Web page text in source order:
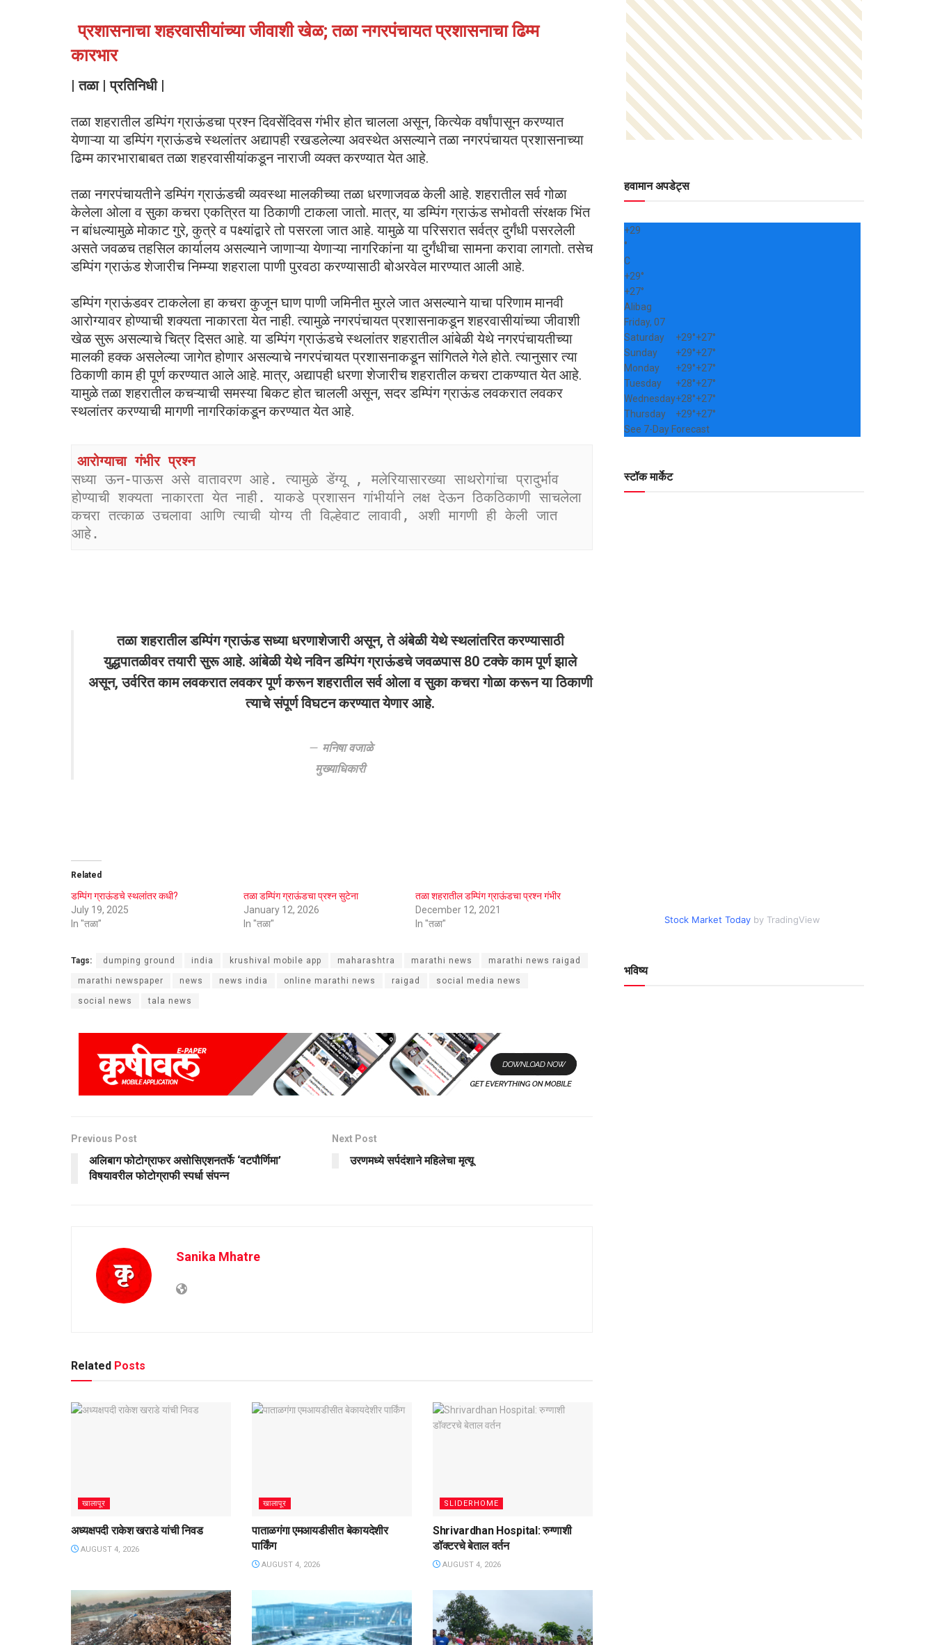
प्रशासनाचा शहरवासीयांच्या जीवाशी खेळ; तळा नगरपंचायत प्रशासनाचा ढिम्म
कारभार
| तळा | प्रतिनिधी |
तळा शहरातील डम्पिंग ग्राऊंडचा प्रश्न दिवसेंदिवस गंभीर होत चालला असून, कित्येक वर्षांपासून करण्यात
येणाऱ्या या डम्पिंग ग्राऊंडचे स्थलांतर अद्यापही रखडलेल्या अवस्थेत असल्याने तळा नगरपंचायत प्रशासनाच्या
ढिम्म कारभाराबाबत तळा शहरवासीयांकडून नाराजी व्यक्त करण्यात येत आहे.
तळा नगरपंचायतीने डम्पिंग ग्राऊंडची व्यवस्था मालकीच्या तळा धरणाजवळ केली आहे. शहरातील सर्व गोळा
केलेला ओला व सुका कचरा एकत्रित या ठिकाणी टाकला जातो. मात्र, या डम्पिंग ग्राऊंड सभोवती संरक्षक भिंत
न बांधल्यामुळे मोकाट गुरे, कुत्रे व पक्ष्यांद्वारे तो पसरला जात आहे. यामुळे या परिसरात सर्वत्र दुर्गंधी पसरलेली
असते जवळच तहसिल कार्यालय असल्याने जाणाऱ्या येणाऱ्या नागरिकांना या दुर्गंधीचा सामना करावा लागतो. तसेच
डम्पिंग ग्राऊंड शेजारीच निम्म्या शहराला पाणी पुरवठा करण्यासाठी बोअरवेल मारण्यात आली आहे.
डम्पिंग ग्राऊंडवर टाकलेला हा कचरा कुजून घाण पाणी जमिनीत मुरले जात असल्याने याचा परिणाम मानवी
आरोग्यावर होण्याची शक्यता नाकारता येत नाही. त्यामुळे नगरपंचायत प्रशासनाकडून शहरवासीयांच्या जीवाशी
खेळ सुरू असल्याचे चित्र दिसत आहे. या डम्पिंग ग्राऊंडचे स्थलांतर शहरातील आंबेळी येथे नगरपंचायतीच्या
मालकी हक्क असलेल्या जागेत होणार असल्याचे नगरपंचायत प्रशासनाकडून सांगितले गेले होते. त्यानुसार त्या
ठिकाणी काम ही पूर्ण करण्यात आले आहे. मात्र, अद्यापही धरणा शेजारीच शहरातील कचरा टाकण्यात येत आहे.
यामुळे तळा शहरातील कचऱ्याची समस्या बिकट होत चालली असून, सदर डम्पिंग ग्राऊंड लवकरात लवकर
स्थलांतर करण्याची मागणी नागरिकांकडून करण्यात येत आहे.
आरोग्याचा गंभीर प्रश्न
सध्या ऊन-पाऊस असे वातावरण आहे. त्यामुळे डेंग्यू , मलेरियासारख्या साथरोगांचा प्रादुर्भाव
होण्याची शक्यता नाकारता येत नाही. याकडे प्रशासन गांभीर्याने लक्ष देऊन ठिकठिकाणी साचलेला
कचरा तत्काळ उचलावा आणि त्याची योग्य ती विल्हेवाट लावावी, अशी मागणी ही केली जात
आहे.
तळा शहरातील डम्पिंग ग्राऊंड सध्या धरणाशेजारी असून, ते अंबेळी येथे स्थलांतरित करण्यासाठी
युद्धपातळीवर तयारी सुरू आहे. आंबेळी येथे नविन डम्पिंग ग्राऊंडचे जवळपास 80 टक्के काम पूर्ण झाले
असून, उर्वरित काम लवकरात लवकर पूर्ण करून शहरातील सर्व ओला व सुका कचरा गोळा करून या ठिकाणी
त्याचे संपूर्ण विघटन करण्यात येणार आहे.
मनिषा वजाळे
मुख्याधिकारी
Related
डम्पिंग ग्राऊंडचे स्थलांतर कधी?
July 19, 2025
In "तळा"
तळा डम्पिंग ग्राऊंडचा प्रश्न सुटेना
January 12, 2026
In "तळा"
तळा शहरातील डम्पिंग ग्राऊंडचा प्रश्‍न गंभीर
December 12, 2021
In "तळा"
Tags: dumping ground india krushival mobile app maharashtra marathi news marathi news raigad
marathi newspaper news news india online marathi news raigad social media news
social news tala news
Previous Post
अलिबाग फोटोग्राफर असोसिएशनतर्फे ‘वटपौर्णिमा’
विषयावरील फोटोग्राफी स्पर्धा संपन्न
Next Post
उरणमध्ये सर्पदंशाने महिलेचा मृत्यू
Sanika Mhatre
Related Posts
खालापूर
अध्यक्षपदी राकेश खराडे यांची निवड
AUGUST 4, 2026
खालापूर
पाताळगंगा एमआयडीसीत बेकायदेशीर
पार्किंग
AUGUST 4, 2026
SLIDERHOME
Shrivardhan Hospital: रुग्णाशी
डॉक्टरचे बेताल वर्तन
AUGUST 4, 2026
हवामान अपडेट्स
+29
°
C
+29°
+27°
Alibag
Friday, 07
Saturday
+29°+27°
Sunday
+29°+27°
Monday
+29°+27°
Tuesday
+28°+27°
Wednesday+28°+27°
Thursday
+29°+27°
See 7-Day Forecast
स्टॉक मार्केट
Stock Market Today by TradingView
भविष्य